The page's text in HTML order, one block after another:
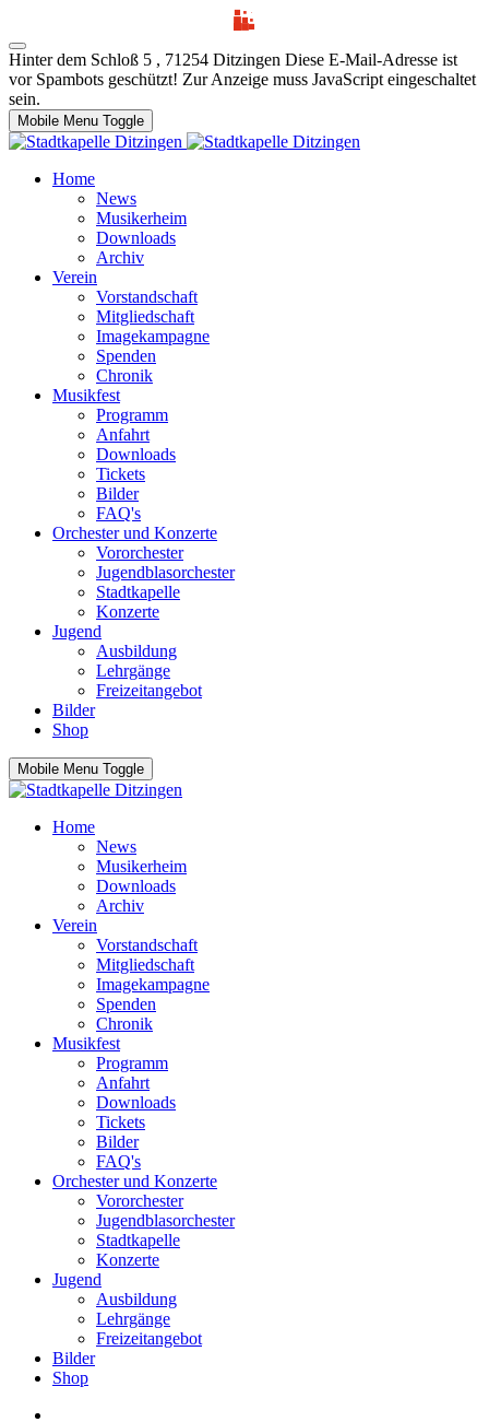
Hinter dem Schloß 5 , 71254 Ditzingen Diese E-Mail-Adresse ist
vor Spambots geschützt! Zur Anzeige muss JavaScript eingeschaltet
sein.
Mobile Menu Toggle
Home
News
Musikerheim
Downloads
Archiv
Verein
Vorstandschaft
Mitgliedschaft
Imagekampagne
Spenden
Chronik
Musikfest
Programm
Anfahrt
Downloads
Tickets
Bilder
FAQ's
Orchester und Konzerte
Vororchester
Jugendblasorchester
Stadtkapelle
Konzerte
Jugend
Ausbildung
Lehrgänge
Freizeitangebot
Bilder
Shop
Mobile Menu Toggle
Home
News
Musikerheim
Downloads
Archiv
Verein
Vorstandschaft
Mitgliedschaft
Imagekampagne
Spenden
Chronik
Musikfest
Programm
Anfahrt
Downloads
Tickets
Bilder
FAQ's
Orchester und Konzerte
Vororchester
Jugendblasorchester
Stadtkapelle
Konzerte
Jugend
Ausbildung
Lehrgänge
Freizeitangebot
Bilder
Shop